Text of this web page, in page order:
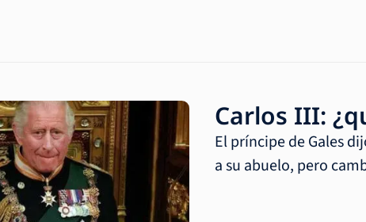
Carlos III:
El príncipe de Gales
a su abuelo, pero